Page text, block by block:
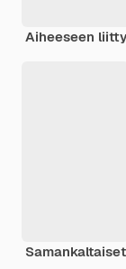
Aiheeseen